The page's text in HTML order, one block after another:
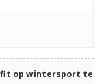
fit op wintersport te